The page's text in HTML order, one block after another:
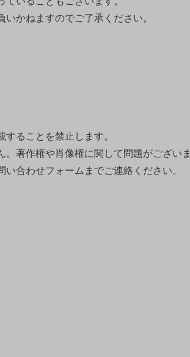
かねますのでご了承ください。
ることを禁止します。
著作権や肖像権に関して問題がございま
合わせフォームまでご連絡ください。